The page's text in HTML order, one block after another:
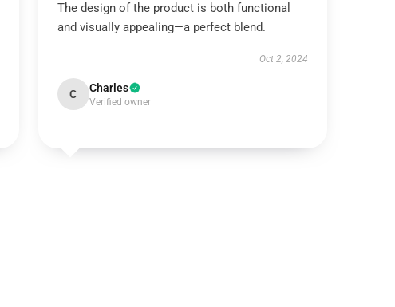
The design of the product is both functional
and visually appealing—a perfect blend.
Oct 2, 2024
C Charles
Verified owner